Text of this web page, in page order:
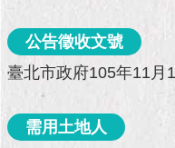
發
現
北
公告徵收文號
臺北市政府105年11月
需用土地人